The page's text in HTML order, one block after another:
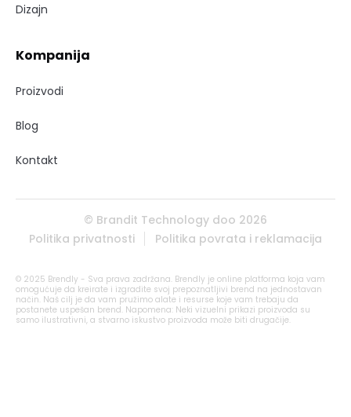
Dizajn
Kompanija
Proizvodi
Blog
Kontakt
© Brandit Technology doo 2026
Politika privatnosti
Politika povrata i reklamacija
© 2025 Brendly - Sva prava zadržana. Brendly je online platforma koja vam
omogućuje da kreirate i izgradite svoj prepoznatljivi brend na jednostavan
način. Naš cilj je da vam pružimo alate i resurse koje vam trebaju da
postanete uspešan brend. Napomena: Neki vizuelni prikazi proizvoda su
samo ilustrativni, a stvarno iskustvo proizvoda može biti drugačije.